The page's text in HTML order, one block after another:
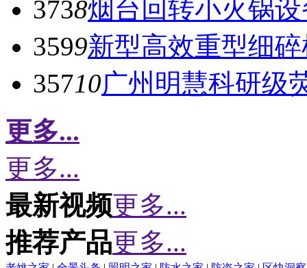
3738烟台回转小火锅
3599新型高效重型细
35710广州明慧科研级
更多...
更多...
最新视频更多...
推荐产品更多...